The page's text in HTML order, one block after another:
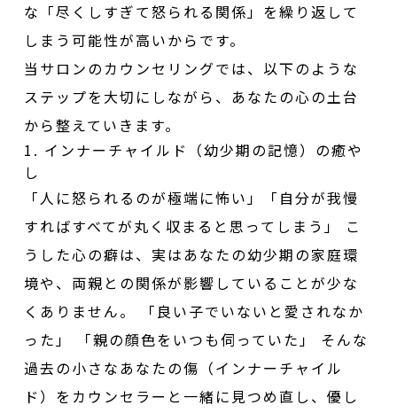
な「尽くしすぎて怒られる関係」を繰り返して
しまう可能性が高いからです。
当サロンのカウンセリングでは、以下のような
ステップを大切にしながら、あなたの心の土台
から整えていきます。
1. インナーチャイルド（幼少期の記憶）の癒や
し
「人に怒られるのが極端に怖い」「自分が我慢
すればすべてが丸く収まると思ってしまう」 こ
うした心の癖は、実はあなたの幼少期の家庭環
境や、両親との関係が影響していることが少な
くありません。 「良い子でいないと愛されなか
った」 「親の顔色をいつも伺っていた」 そんな
過去の小さなあなたの傷（インナーチャイル
ド）をカウンセラーと一緒に見つめ直し、優し